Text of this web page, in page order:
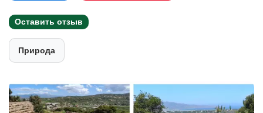
Оставить отзыв
Природа